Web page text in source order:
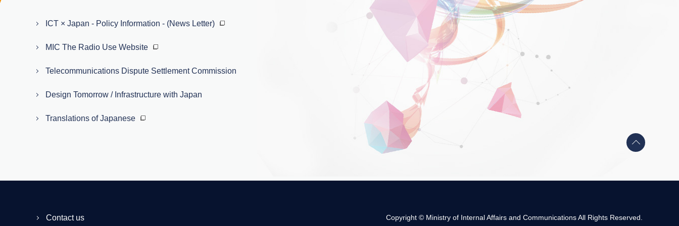
ICT × Japan - Policy Information - (News Letter)
MIC The Radio Use Website
Telecommunications Dispute Settlement Commission
Design Tomorrow / Infrastructure with Japan
Translations of Japanese
Back
to
Contact us Copyright © Ministry of Internal Affairs and Communications All Rights Reserved.